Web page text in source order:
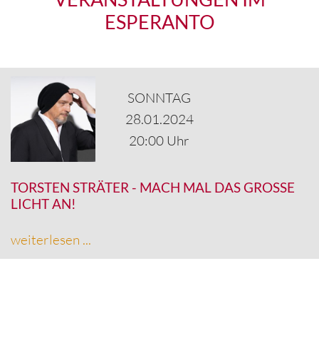
ESPERANTO
SONNTAG
28.01.2024
20:00 Uhr
TORSTEN STRÄTER - MACH MAL DAS GROSSE L
ICHT AN!
weiterlesen ...